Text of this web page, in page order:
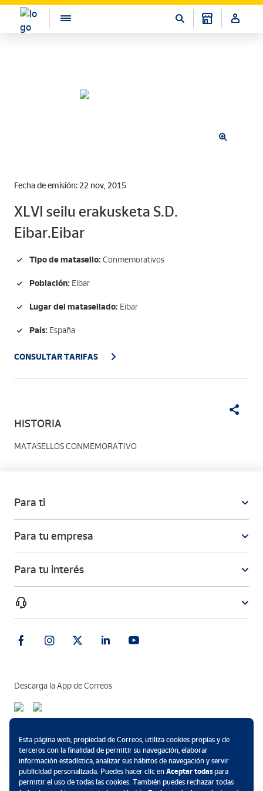
Fecha de emisión: 22 nov, 2015
XLVI seilu erakusketa S.D.
Eibar.Eibar
Tipo de matasello: Conmemorativos
Población: Eibar
Lugar del matasellado: Eibar
País: España
CONSULTAR TARIFAS
HISTORIA
MATASELLOS CONMEMORATIVO
Para ti
Para tu empresa
Para tu interés
Descarga la App de Correos
Esta página web, propiedad de Correos, utiliza cookies propias y de
terceros con la finalidad de permitir su navegación, elaborar
información estadística, analizar sus hábitos de navegación y servir
publicidad personalizada. Puedes hacer clic en Aceptar todaspara
permitir el uso de todas las cookies. También puedes rechazar todas